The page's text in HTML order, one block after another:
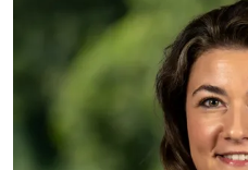
MirjamKlöppel
Bereich Tierhaltung &
+41 58 105 88 68